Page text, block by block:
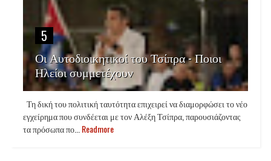
5
Οι Αυτοδιοικητικοί του Τσίπρα - Ποιοι
Ηλείοι συμμετέχουν
Τη δική του πολιτική ταυτότητα επιχειρεί να διαμορφώσει το νέο
εγχείρημα που συνδέεται με τον Αλέξη Τσίπρα, παρουσιάζοντας
τα πρόσωπα πο... Readmore